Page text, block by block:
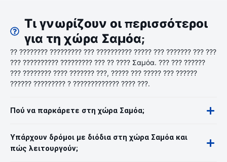
Τι γνωρίζουν οι περισσότεροι
για τη χώρα Σαμόα;
?? ???????? ????????? ??? ?????????? ????? ??? ??????? ??? ???
??? ?????????? ????????? ??? ?? ???? Σαμόα. ??? ??? ??????
??? ???????? ???? ??????? ???, ????? ??? ????? ??? ??????
?????? ????????? ? ????????????? ???? ???.
Πού να παρκάρετε στη χώρα Σαμόα;
Υπάρχουν δρόμοι με διόδια στη χώρα Σαμόα και
πώς λειτουργούν;